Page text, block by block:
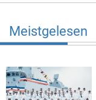
Meistgelesen